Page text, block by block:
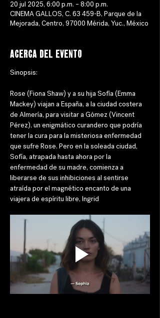
20 jul 2025, 6:00 p.m. – 8:00 p.m.
CINEMA GALLOS, C. 63 459-B, Parque de la
Mejorada, Centro, 97000 Mérida, Yuc., México
Acerca del evento
Sinopsis:
Rose (Fiona Shaw) y a su hija Sofía (Emma
Mackey) viajan a España, a la ciudad costera
de Almería, para visitar a Gómez (Vincent
Pérez), un enigmático curandero que podría
tener la cura para la misteriosa enfermedad
que sufre Rose. Pero en la soleada ciudad,
Sofía, atrapada hasta ahora por la
enfermedad de su madre, comienza a
liberarse de sus inhibiciones al sentirse
atraída por el magnético encanto de una
viajera de espíritu libre, Ingrid